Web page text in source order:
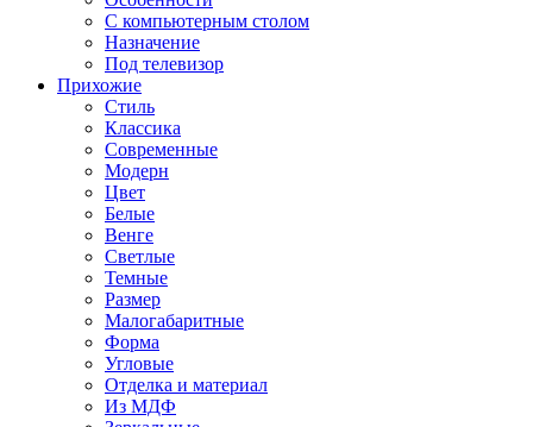
С компьютерным столом
Назначение
Под телевизор
Прихожие
Стиль
Классика
Современные
Модерн
Цвет
Белые
Венге
Светлые
Темные
Размер
Малогабаритные
Форма
Угловые
Отделка и материал
Из МДФ